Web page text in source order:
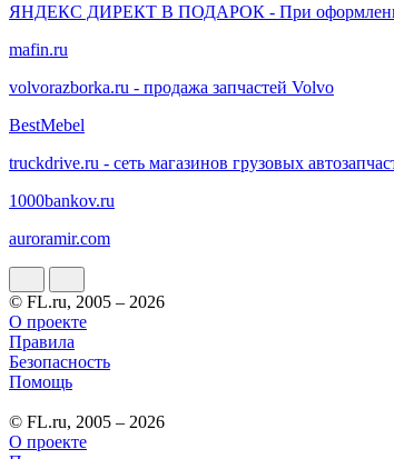
ЯНДЕКС ДИРЕКТ В ПОДАРОК - При оформлении
mafin.ru
volvorazborka.ru - продажа запчастей Volvo
BestMebel
truckdrive.ru - сеть магазинов грузовых
1000bankov.ru
auroramir.com
© FL.ru, 2005 – 2026
О проекте
Правила
Безопасность
Помощь
© FL.ru, 2005 – 2026
О проекте